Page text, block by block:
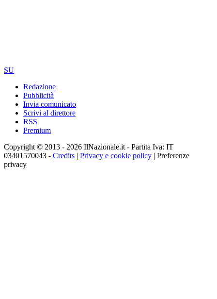
SU
Redazione
Pubblicità
Invia comunicato
Scrivi al direttore
RSS
Premium
Copyright © 2013 - 2026 IlNazionale.it - Partita Iva: IT
03401570043 - Credits | Privacy e cookie policy | Preferenze
privacy